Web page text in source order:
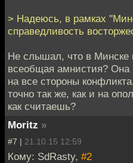
> Надеюсь, в рамках
справедливость
Не слышал, что в Минске
всеобщая амнистия? Она
на все стороны
точно так же, как и на
как считаешь?
Moritz »
#7 | 21.10.15 12:59
Кому: SdRasty, #2